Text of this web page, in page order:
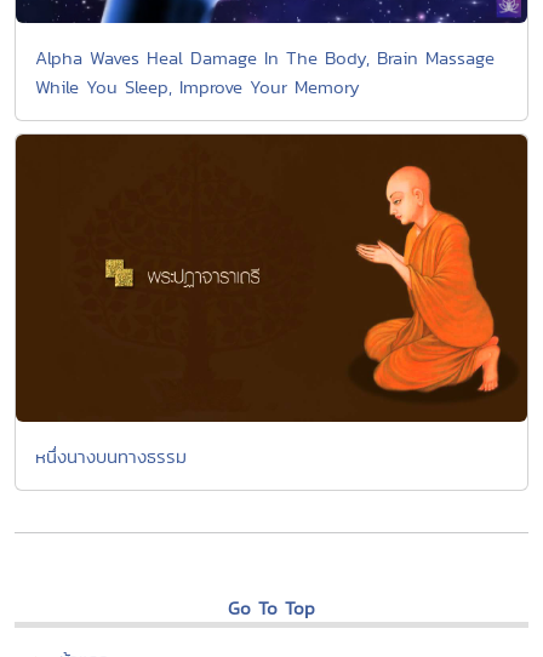
Alpha Waves Heal Damage In The Body, Brain Massage
While You Sleep, Improve Your Memory
หนึ่งนางบนทางธรรม
Go To Top